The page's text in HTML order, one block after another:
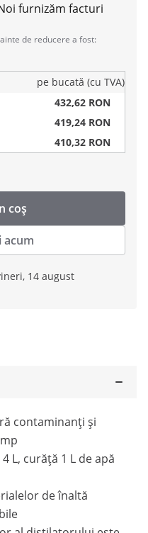
furnizăm facturi
de reducere a fost:
pe bucată (cu TVA)
432,62 RON
419,24 RON
410,32 RON
coș
acum
14 august
contaminanți și
L, curăță 1 L de apă
de înaltă